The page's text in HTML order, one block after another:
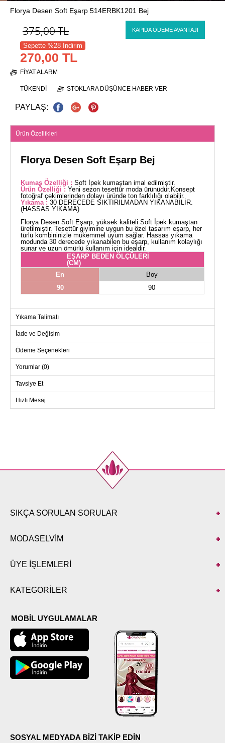
Florya Desen Soft Eşarp 514ERBK1201 Bej
375,00TL KAPIDA ÖDEME AVANTAJI
Sepette %28 İndirim
270,00 TL
FIYAT ALARM
TÜKENDI STOKLARA DÜŞÜNCE HABER VER
PAYLAŞ:
Ürün Özellikleri
Florya Desen Soft Eşarp Bej
Kumaş Özelliği : Soft İpek kumaştan imal edilmiştir.
Ürün Özelliği : Yeni sezon tesettür moda ürünüdür.Konsept
fotoğraf çekimlerinden dolayı üründe ton farklılığı olabilir.
Yıkama : 30 DERECEDE SIKTIRILMADAN YIKANABİLİR.
(HASSAS YIKAMA)
Florya Desen Soft Eşarp, yüksek kaliteli Soft İpek kumaştan
üretilmiştir. Tesettür giyimine uygun bu özel tasarım eşarp, her
türlü kombininizle mükemmel uyum sağlar. Hassas yıkama
modunda 30 derecede yıkanabilen bu eşarp, kullanım kolaylığı
sunar ve uzun ömürlü kullanım için idealdir.
EŞARP BEDEN ÖLÇÜLERİ
(CM)
En
Boy
90
90
Yıkama Talimatı
İade ve Değişim
Ödeme Seçenekleri
Yorumlar (0)
Tavsiye Et
Hızlı Mesaj
SIKÇA SORULAN SORULAR
MODASELVİM
ÜYE İŞLEMLERİ
KATEGORİLER
MOBİL UYGULAMALAR
SOSYAL MEDYADA BİZİ TAKİP EDİN